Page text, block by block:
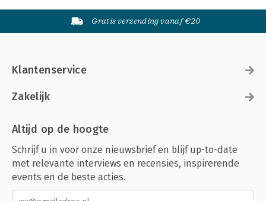
Gratis verzending vanaf €20
Klantenservice
Zakelijk
Altijd op de hoogte
Schrijf u in voor onze nieuwsbrief en blijf up-to-date
met relevante interviews en recensies, inspirerende
events en de beste acties.